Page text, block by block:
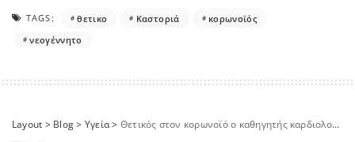
TAGS: θετικο Καστοριά
κορωνοϊός
νεογέννητο
Layout > Blog> Yγεία> Θετικός στον κορωνοϊό ο καθηγητής καρδιολογίας Δημήτρης Κρεμαστινός